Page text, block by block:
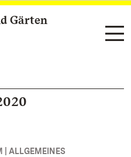
Gärten
| ALLGEMEINES